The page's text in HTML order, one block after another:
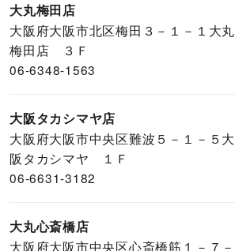
大丸梅田店
大阪府大阪市北区梅田３－１－１大丸
梅田店 ３Ｆ
06-6348-1563
大阪タカシマヤ店
大阪府大阪市中央区難波５－１－５大
阪タカシマヤ １Ｆ
06-6631-3182
大丸心斎橋店
大阪府大阪市中央区心斎橋筋１－７－